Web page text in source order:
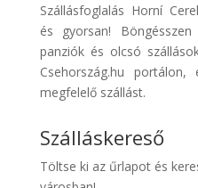
Discover
Cars
Transzfer
Kiwi
Taxi
Szállásfoglalás Horní
és gyorsan!
panziók és olcsó
Csehország.hu
megfelelő szállást.
Szálláskereső
Töltse ki az űrlapot és